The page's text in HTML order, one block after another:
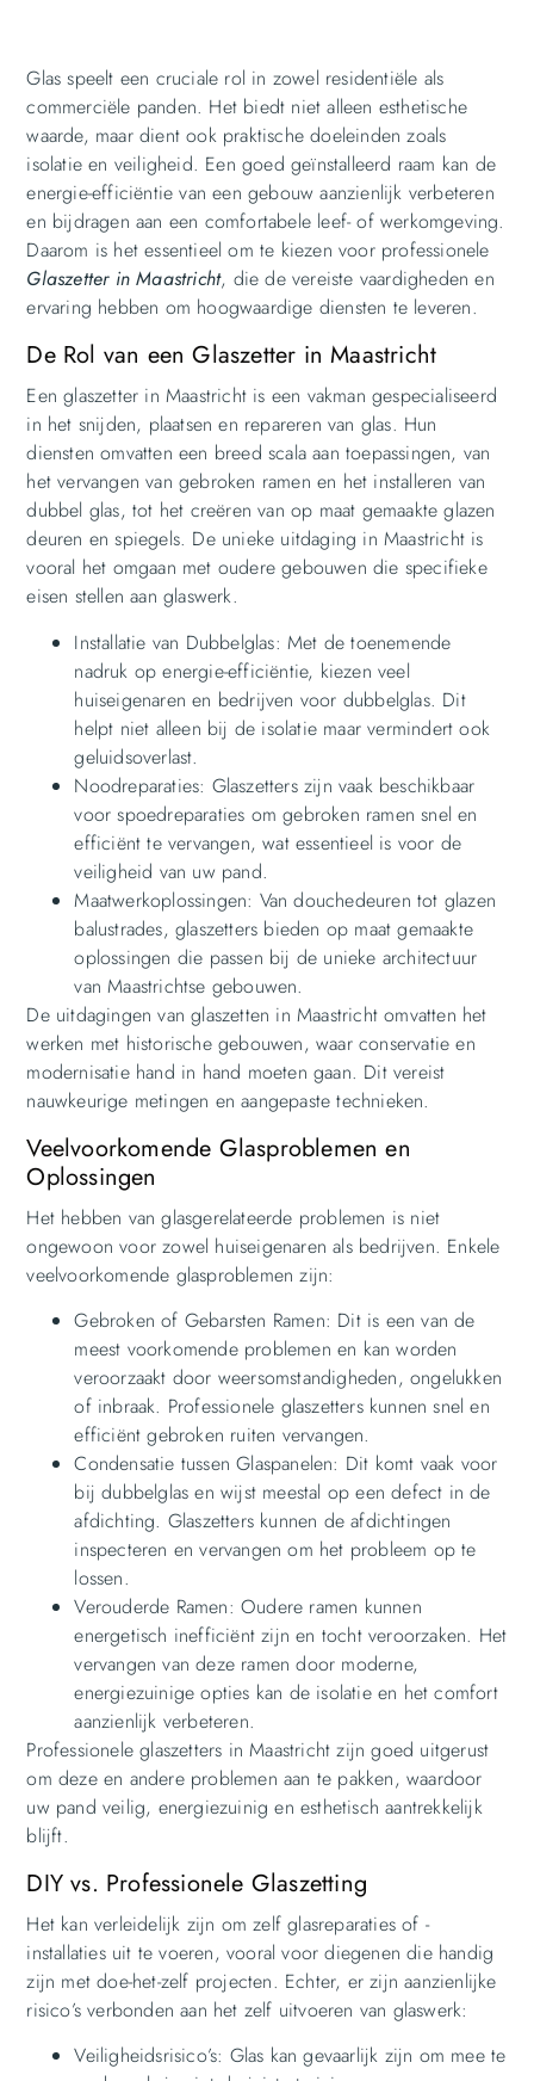
Glas speelt een cruciale rol in zowel residentiële als
commerciële panden. Het biedt niet alleen esthetische
waarde, maar dient ook praktische doeleinden zoals
isolatie en veiligheid. Een goed geïnstalleerd raam kan de
energie-efficiëntie van een gebouw aanzienlijk verbeteren
en bijdragen aan een comfortabele leef- of werkomgeving.
Daarom is het essentieel om te kiezen voor professionele
Glaszetter in Maastricht, die de vereiste vaardigheden en
ervaring hebben om hoogwaardige diensten te leveren.
De Rol van een Glaszetter in Maastricht
Een glaszetter in Maastricht is een vakman gespecialiseerd
in het snijden, plaatsen en repareren van glas. Hun
diensten omvatten een breed scala aan toepassingen, van
het vervangen van gebroken ramen en het installeren van
dubbel glas, tot het creëren van op maat gemaakte glazen
deuren en spiegels. De unieke uitdaging in Maastricht is
vooral het omgaan met oudere gebouwen die specifieke
eisen stellen aan glaswerk.
Installatie van Dubbelglas: Met de toenemende
nadruk op energie-efficiëntie, kiezen veel
huiseigenaren en bedrijven voor dubbelglas. Dit
helpt niet alleen bij de isolatie maar vermindert ook
geluidsoverlast.
Noodreparaties: Glaszetters zijn vaak beschikbaar
voor spoedreparaties om gebroken ramen snel en
efficiënt te vervangen, wat essentieel is voor de
veiligheid van uw pand.
Maatwerkoplossingen: Van douchedeuren tot glazen
balustrades, glaszetters bieden op maat gemaakte
oplossingen die passen bij de unieke architectuur
van Maastrichtse gebouwen.
De uitdagingen van glaszetten in Maastricht omvatten het
werken met historische gebouwen, waar conservatie en
modernisatie hand in hand moeten gaan. Dit vereist
nauwkeurige metingen en aangepaste technieken.
Veelvoorkomende Glasproblemen en
Oplossingen
Het hebben van glasgerelateerde problemen is niet
ongewoon voor zowel huiseigenaren als bedrijven. Enkele
veelvoorkomende glasproblemen zijn:
Gebroken of Gebarsten Ramen: Dit is een van de
meest voorkomende problemen en kan worden
veroorzaakt door weersomstandigheden, ongelukken
of inbraak. Professionele glaszetters kunnen snel en
efficiënt gebroken ruiten vervangen.
Condensatie tussen Glaspanelen: Dit komt vaak voor
bij dubbelglas en wijst meestal op een defect in de
afdichting. Glaszetters kunnen de afdichtingen
inspecteren en vervangen om het probleem op te
lossen.
Verouderde Ramen: Oudere ramen kunnen
energetisch inefficiënt zijn en tocht veroorzaken. Het
vervangen van deze ramen door moderne,
energiezuinige opties kan de isolatie en het comfort
aanzienlijk verbeteren.
Professionele glaszetters in Maastricht zijn goed uitgerust
om deze en andere problemen aan te pakken, waardoor
uw pand veilig, energiezuinig en esthetisch aantrekkelijk
blijft.
DIY vs. Professionele Glaszetting
Het kan verleidelijk zijn om zelf glasreparaties of -
installaties uit te voeren, vooral voor diegenen die handig
zijn met doe-het-zelf projecten. Echter, er zijn aanzienlijke
risico’s verbonden aan het zelf uitvoeren van glaswerk:
Veiligheidsrisico’s: Glas kan gevaarlijk zijn om mee te